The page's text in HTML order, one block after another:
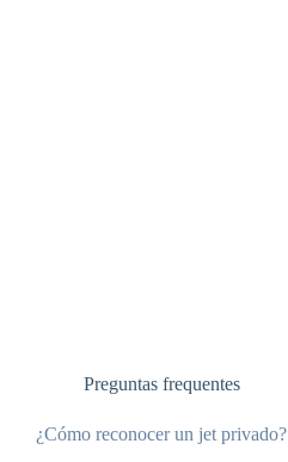
Preguntas frequentes
¿Cómo reconocer un jet privado?